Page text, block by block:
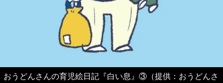
おうどんさんの育児絵日記『白い息』③（提供：おうどんさ